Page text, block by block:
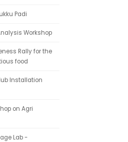
Padi
Workshop
Rally for the
food
Installation
on Agri
Lab -